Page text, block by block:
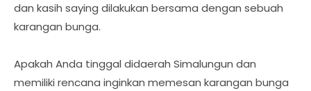
dan kasih saying dilakukan bersama dengan sebuah
karangan bunga.
Apakah Anda tinggal didaerah Simalungun dan
memiliki rencana inginkan memesan karangan bunga